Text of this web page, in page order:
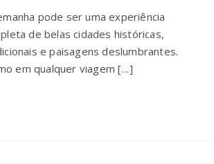
pode ser uma experiência
de belas cidades históricas,
e paisagens deslumbrantes.
em qualquer viagem […]